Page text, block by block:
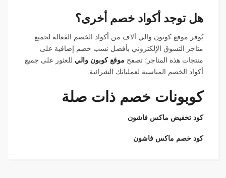
هل توجد أكواد خصم أخرى؟
يُوفر موقع كوبون والي آلاف من أكواد الخصم الفعالة لجميع
متاجر التسوق الإلكتروني بأفضل نسب خصم إضافية على
منتجات هذه المتاجر؛ تصفح موقع كوبون والي للعثور على جميع
أكواد الخصم المناسبة لعملياتك الشرائية.
كوبونات خصم ذات صلة
كود تخفيض ماكس فاشون
كود خصم ماكس فاشون